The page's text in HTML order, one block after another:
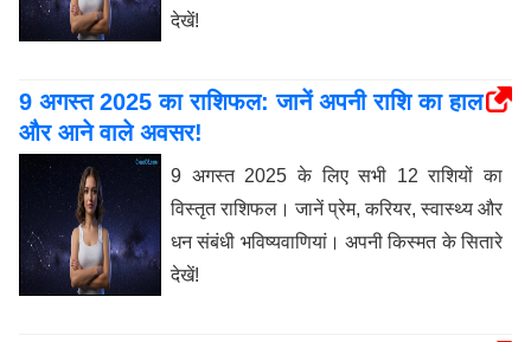
देखें!
9 अगस्त 2025 का राशिफल: जानें अपनी राशि का हाल
और आने वाले अवसर!
9 अगस्त 2025 के लिए सभी 12 राशियों का
विस्तृत राशिफल। जानें प्रेम, करियर, स्वास्थ्य और
धन संबंधी भविष्यवाणियां। अपनी किस्मत के सितारे
देखें!